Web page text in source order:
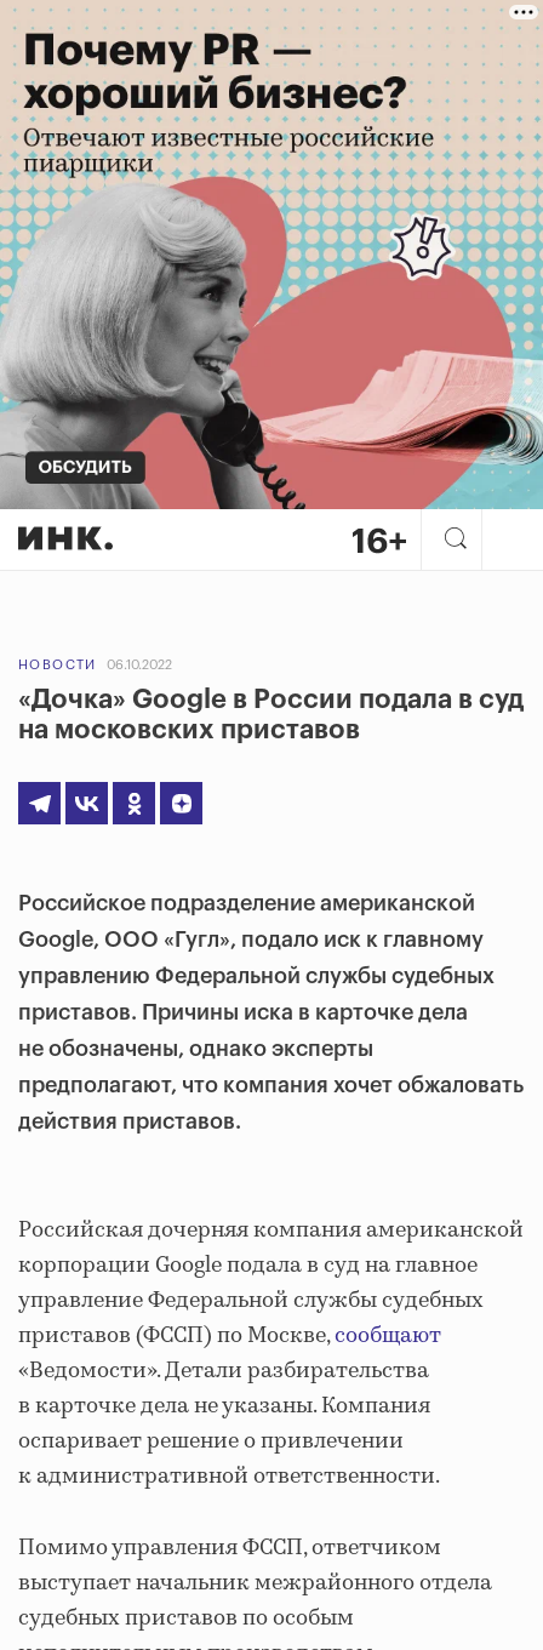
НОВОСТИ 06.10.2022
«Дочка» Google в России подала в суд
на московских приставов
Российское подразделение американской
Google, ООО «Гугл», подало иск к главному
управлению Федеральной службы судебных
приставов. Причины иска в карточке дела
не обозначены, однако эксперты
предполагают, что компания хочет обжаловать
действия приставов.
Российская дочерняя компания американской
корпорации Google подала в суд на главное
управление Федеральной службы судебных
приставов (ФССП) по Москве,сообщают
«Ведомости». Детали разбирательства
в карточке дела не указаны. Компания
оспаривает решение о привлечении
к административной ответственности.
Помимо управления ФССП, ответчиком
выступает начальник межрайонного отдела
судебных приставов по особым